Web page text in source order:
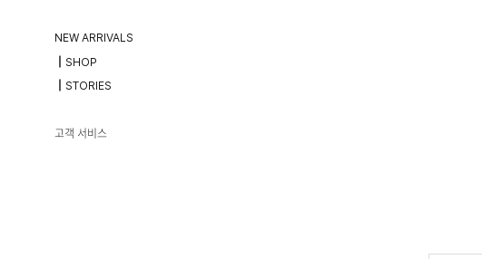
NEW ARRIVALS
┃SHOP
┃STORIES
고객 서비스